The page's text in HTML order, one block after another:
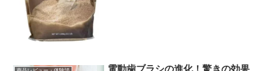
電動歯ブラシの進化！驚きの効果